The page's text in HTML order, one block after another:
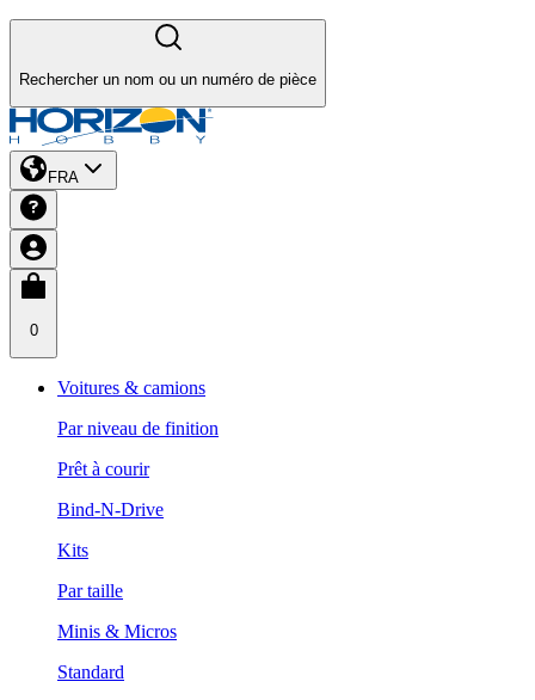
Rechercher un nom ou un numéro de pièce
FRA
0
Voitures & camions
Par niveau de finition
Prêt à courir
Bind-N-Drive
Kits
Par taille
Minis & Micros
Standard